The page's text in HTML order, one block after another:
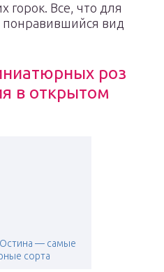
горок. Все, что для
понравившийся вид
роз
в открытом
— самые
сорта